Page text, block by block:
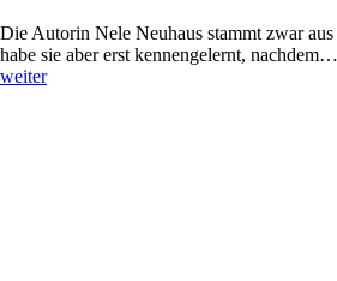
Die Autorin Nele Neuhaus stammt zwar
habe sie aber erst kennengelernt, nachdem…
weiter